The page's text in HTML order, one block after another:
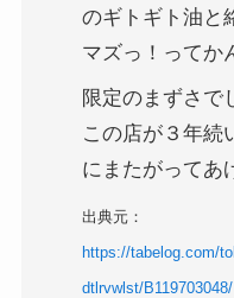
のギトギト油と
マズっ！ってか
限定のまずさで
この店が３年続
にまたがってあ
出典元：
https://tabelog.com/
dtlrvwlst/B119703048/